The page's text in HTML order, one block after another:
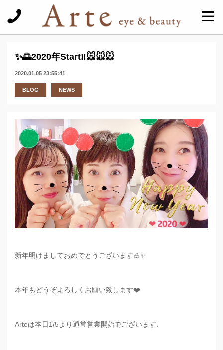
✨🌅2020年Start‼️🐭🐭🐭
2020.01.05 23:55:41
BLOG NEWS
新年明けましておめでとうございます🎍✨
本年もどうぞよろしくお願い致します❤️
Arteは本日1/5より通常営業開始でございます♩